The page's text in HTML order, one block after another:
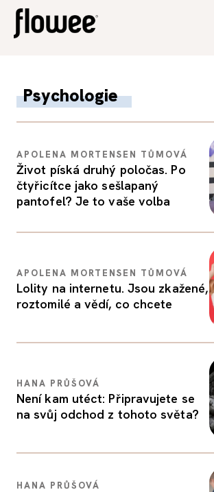
PSYCHOLOGIE
RODINA A DĚTI
PORADNA
Psychologie
APOLENA MORTENSEN TŮMOVÁ
Život píská druhý poločas. Po
čtyřicítce jako sešlapaný
pantofel? Je to vaše volba
APOLENA MORTENSEN TŮMOVÁ
Lolity na internetu. Jsou zkažené,
roztomilé a vědí, co chcete
HANA PRŮŠOVÁ
Není kam utéct: Připravujete se
na svůj odchod z tohoto světa?
HANA PRŮŠOVÁ